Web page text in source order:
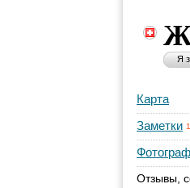
Я
Карта
Заметки
Отзывы,